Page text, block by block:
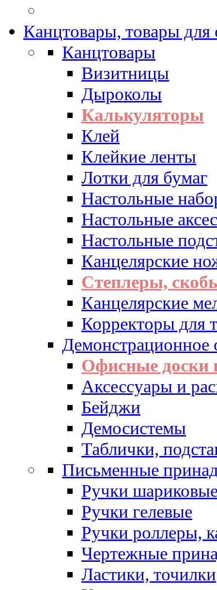
Канцтовары, товары для
Канцтовары
Визитницы
Дыроколы
Калькуляторы
Клей
Клейкие ленты
Лотки для бумаг
Настольные
Настольные
Настольные
Канцелярские
Степлеры,
Канцелярские
Корректоры для
Демонстрационное
Офисные доски
Аксессуары и
Бейджи
Демосистемы
Таблички,
Письменные
Ручки
Ручки гелевые
Ручки роллеры,
Чертежные
Ластики, точилки